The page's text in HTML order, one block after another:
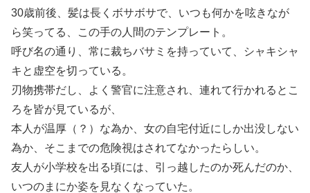
30歳前後、髪は長くボサボサで、いつも何かを呟きなが
ら笑ってる、この手の人間のテンプレート。
呼び名の通り、常に裁ちバサミを持っていて、シャキシャ
キと虚空を切っている。
刃物携帯だし、よく警官に注意され、連れて行かれるとこ
ろを皆が見ているが、
本人が温厚（？）な為か、女の自宅付近にしか出没しない
為か、そこまでの危険視はされてなかったらしい。
友人が小学校を出る頃には、引っ越したのか死んだのか、
いつのまにか姿を見なくなっていた。